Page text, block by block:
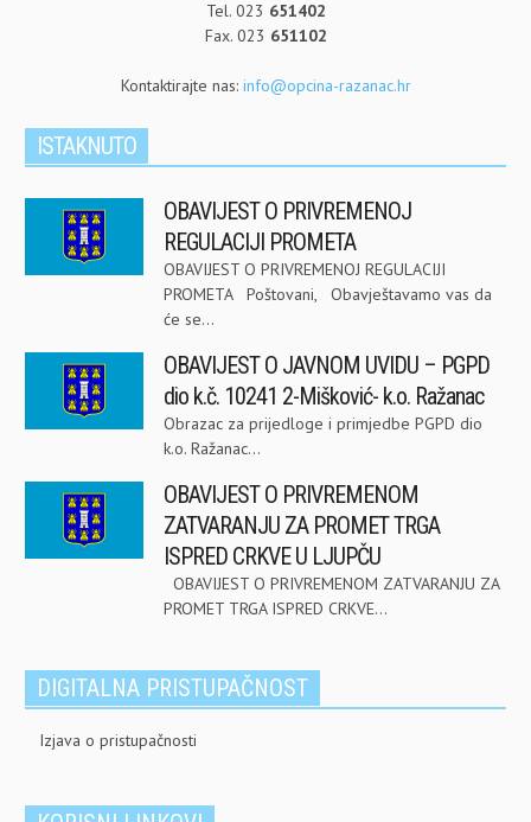
Tel. 023 651402
Fax. 023 651102
Kontaktirajte nas: info@opcina-razanac.hr
ISTAKNUTO
OBAVIJEST O PRIVREMENOJ
REGULACIJI PROMETA
OBAVIJEST O PRIVREMENOJ REGULACIJI
PROMETA Poštovani, Obavještavamo vas da
će se...
OBAVIJEST O JAVNOM UVIDU – PGPD
dio k.č. 10241 2-Mišković- k.o. Ražanac
Obrazac za prijedloge i primjedbe PGPD dio
k.o. Ražanac...
OBAVIJEST O PRIVREMENOM
ZATVARANJU ZA PROMET TRGA
ISPRED CRKVE U LJUPČU
OBAVIJEST O PRIVREMENOM ZATVARANJU ZA
PROMET TRGA ISPRED CRKVE...
DIGITALNA PRISTUPAČNOST
Izjava o pristupačnosti